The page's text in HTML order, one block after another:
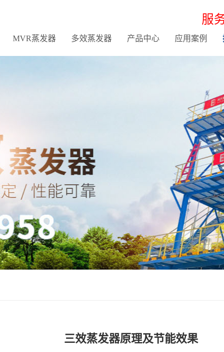
服
MVR蒸发器 多效蒸发器 产品中心 应用案例
三效蒸发器原理及节能效果